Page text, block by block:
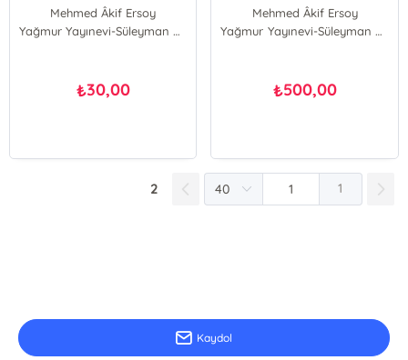
Mehmed Âkif Ersoy
Yağmur Yayınevi-Süleyman Özdemir
₺30,00
Mehmed Âkif Ersoy
Yağmur Yayınevi-Süleyman Özdemir
₺500,00
2 1
Kaydol